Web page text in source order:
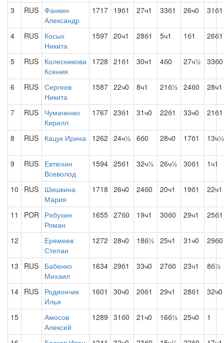
3 RUS Фанкин
Александр
1717 19б1 27ч1 33б1 26ч0 31б1
4 RUS
Косых
Никита
1597 20ч1 28б1 5ч1 1б1 26б1
5 RUS
Колесникова
Ксения
1728 21б1 30ч1 4б0 27ч½ 33б0
6 RUS Сергеев
Никита
1587 22ч0 8ч1 21б½ 24б0 28ч1
7 RUS
Чумаченко
Кирилл
1767 23б1 31ч0 22б1 33ч0 21б1
8 RUS Кацук Ирина 1262 24ч½ 6б0 28ч0 17б1 13ч½
9 RUS
Евтюхин
Всеволод
1594 25б1 32ч½ 26ч½ 30б1 1ч1
10 RUS
Шишкина
Мария
1718 26ч0 24б0 20ч1 19б1 22ч1
11 POR Рябухин
Роман
1655 27б0 19ч1 30б0 29ч1 25б1
12
Еремеев
Степан
1272 28ч0 18б½ 25ч1 31ч0 29б0
13 RUS
Бабенко
Михаил
1634 29б1 33ч0 27б0 23ч1 8б½
14 RUS
Родиончик
Илья
1601 30ч0 20б1 29ч1 28б1 32ч0
15
Амосов
Алексей
1289 31б0 21ч0 16б½ 25ч0 1